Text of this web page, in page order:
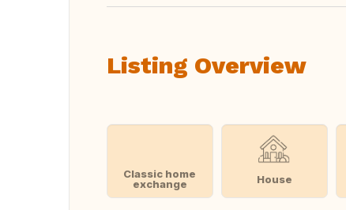
Listing Overview
Classic home
exchange
House